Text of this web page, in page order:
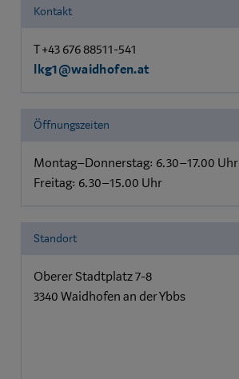
Kontakt
T +43 676 88511-541
lkg1@waidhofen.at
Öffnungszeiten
Montag–Donnerstag: 6.30–17.00 Uhr
Freitag: 6.30–15.00 Uhr
Standort
Oberer Stadtplatz 7-8
3340 Waidhofen an der Ybbs